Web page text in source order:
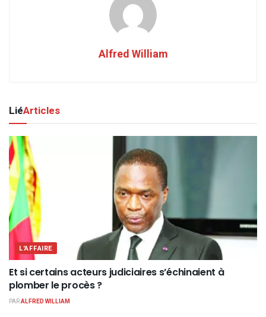
Alfred William
LiéArticles
L'AFFAIRE
Et si certains acteurs judiciaires s’échinaient à
plomber le procès ?
PARALFRED WILLIAM